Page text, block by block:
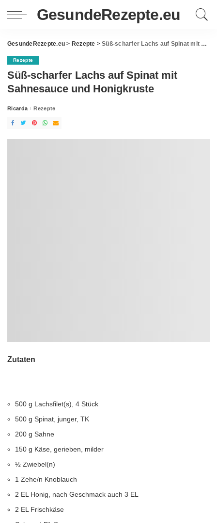
GesundeRezepte.eu
GesundeRezepte.eu > Rezepte >Süß-scharfer Lachs auf Spinat mit Sahnesauce und Honigkruste
Rezepte
Süß-scharfer Lachs auf Spinat mit
Sahnesauce und Honigkruste
Posted
Ricarda Rezepte
Zutaten
500 g Lachsfilet(s), 4 Stück
500 g Spinat, junger, TK
200 g Sahne
150 g Käse, gerieben, milder
½ Zwiebel(n)
1 Zehe/n Knoblauch
2 EL Honig, nach Geschmack auch 3 EL
2 EL Frischkäse